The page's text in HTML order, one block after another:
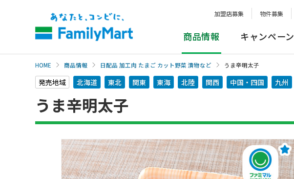
加盟店募集 物件募集
商品情報 キャンペーン
HOME 商品情報 日配品 加工肉 たまご カット野菜 漬物など うま辛明太子
発売地域 北海道 東北 関東 東海 北陸 関西 中国・四国 九州
うま辛明太子